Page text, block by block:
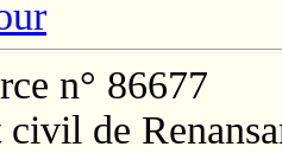
n° 86677
civil de